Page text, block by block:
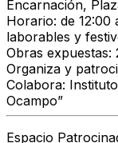
Encarnación,
Horario: de 12:00
laborables y
Obras expuestas:
Organiza y
Colabora:
Ocampo”
Espacio